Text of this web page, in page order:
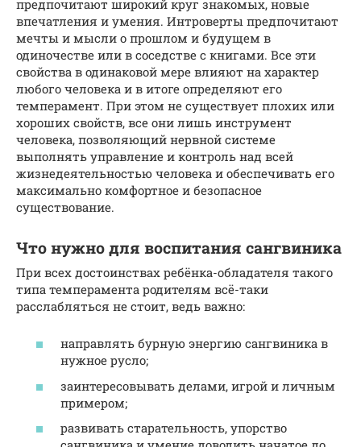
предпочитают широкий круг знакомых, новые
впечатления и умения. Интроверты предпочитают
мечты и мысли о прошлом и будущем в
одиночестве или в соседстве с книгами. Все эти
свойства в одинаковой мере влияют на характер
любого человека и в итоге определяют его
темперамент. При этом не существует плохих или
хороших свойств, все они лишь инструмент
человека, позволяющий нервной системе
выполнять управление и контроль над всей
жизнедеятельностью человека и обеспечивать его
максимально комфортное и безопасное
существование.
Что нужно для воспитания сангвиника
При всех достоинствах ребёнка-обладателя такого
типа темперамента родителям всё-таки
расслабляться не стоит, ведь важно:
направлять бурную энергию сангвиника в
нужное русло;
заинтересовывать делами, игрой и личным
примером;
развивать старательность, упорство